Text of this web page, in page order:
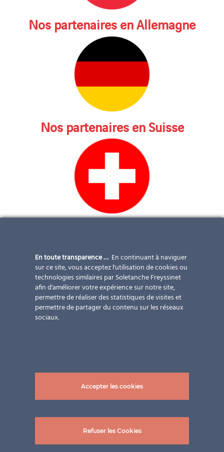
Nos partenaires en Allemagne
Nos partenaires en Suisse
Nos partenaires à Malte
En toute transparence … En continuant à naviguer
sur ce site, vous acceptez l'utilisation de cookies ou
technologies similaires par Soletanche Freyssinet
afin d'améliorer votre expérience sur notre site,
permettre de réaliser des statistiques de visites et
permettre de partager du contenu sur les réseaux
sociaux.
Accepter les cookies
Refuser les Cookies